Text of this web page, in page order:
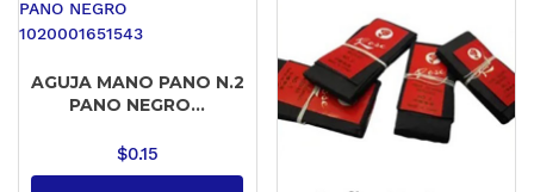
AGUJA MANO PANO N.2
PANO NEGRO...
$0.15